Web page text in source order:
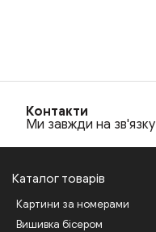
Контакти
Ми завжди на зв'язку
Каталог товарів
Картини за номерами
Вишивка бісером